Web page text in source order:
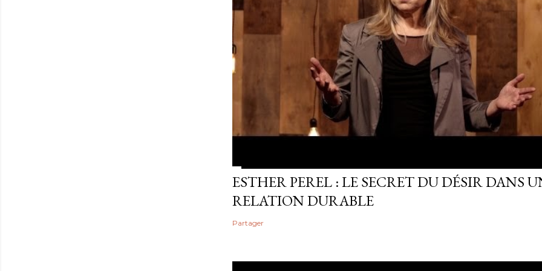
ESTHER PEREL : LE SECRET DU DÉSIR DANS
RELATION DURABLE
Partager